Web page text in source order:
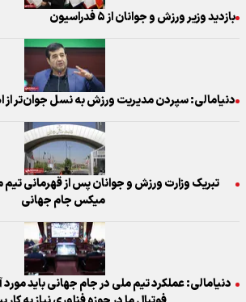
بازدید وزیر ورزش و جوانان از ۵ فدراسیون
دنیامالی: سپردن مدیریت ورزش به نسل جوان‌تر
تبریک وزارت ورزش و جوانان پس از قهرمانی
میکس جام جهانی
دنیامالی: عملکرد تیم ملی در جام جهانی باید